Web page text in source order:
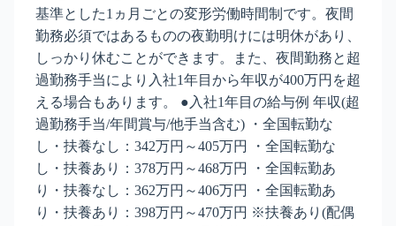
基準とした1ヵ月ごとの変形労働時間制です。夜間
勤務必須ではあるものの夜勤明けには明休があり、
しっかり休むことができます。また、夜間勤務と超
過勤務手当により入社1年目から年収が400万円を超
える場合もあります。 ●入社1年目の給与例 年収(超
過勤務手当/年間賞与/他手当含む) ・全国転勤な
し・扶養なし：342万円～405万円 ・全国転勤な
し・扶養あり：378万円～468万円 ・全国転勤あ
り・扶養なし：362万円～406万円 ・全国転勤あ
り・扶養あり：398万円～470万円 ※扶養あり(配偶